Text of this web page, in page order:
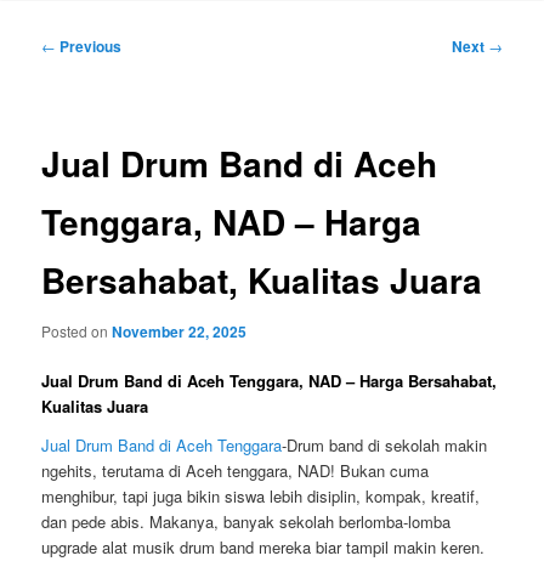
Post
← Previous Next →
Jual Drum Band di Aceh
Tenggara, NAD – Harga
Bersahabat, Kualitas Juara
Posted onNovember 22, 2025
Jual Drum Band di Aceh Tenggara, NAD – Harga Bersahabat,
Kualitas Juara
Jual Drum Band di Aceh Tenggara-Drum band di sekolah makin
ngehits, terutama di Aceh tenggara, NAD! Bukan cuma
menghibur, tapi juga bikin siswa lebih disiplin, kompak, kreatif,
dan pede abis. Makanya, banyak sekolah berlomba-lomba
upgrade alat musik drum band mereka biar tampil makin keren.